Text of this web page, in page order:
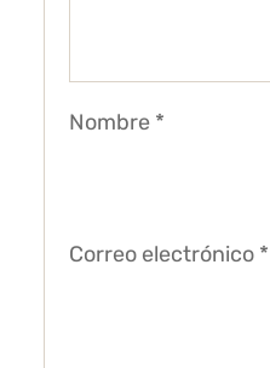
Nombre *
Correo electrónico *